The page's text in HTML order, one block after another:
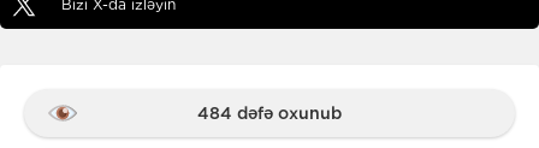
Bizi X-da izləyin
484 dəfə oxunub